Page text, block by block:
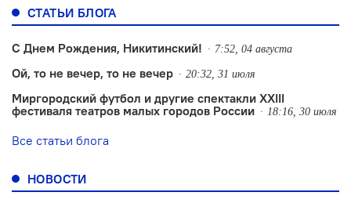
СТАТЬИ БЛОГА
С Днем Рождения, Никитинский! 7:52, 04 августа
Ой, то не вечер, то не вечер 20:32, 31 июля
Миргородский футбол и другие спектакли XXIII
фестиваля театров малых городов России
18:16, 30 июля
Все статьи блога
НОВОСТИ